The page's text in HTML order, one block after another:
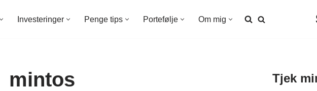
Investeringer Penge tips Portefølje Om mig
mintos
Tjek